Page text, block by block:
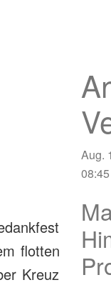
flotten
Kreuz
Aug.
08:45